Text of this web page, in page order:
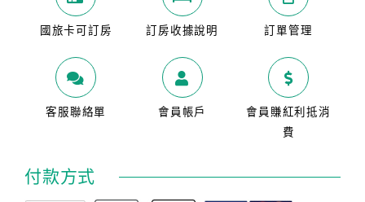
國旅卡可訂房 訂房收據說明 訂單管理
客服聯絡單 會員帳戶
會員賺紅利抵消
費
付款方式